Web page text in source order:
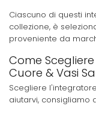
Ciascuno di questi
collezione, è
proveniente da
Come
Cuore & Vasi
Scegliere
aiutarvi, consigliamo